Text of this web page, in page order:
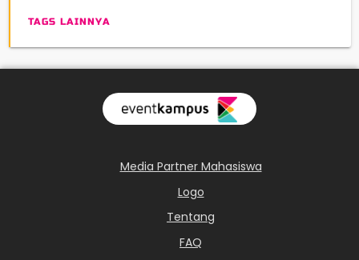
TAGS LAINNYA
Media Partner Mahasiswa
Logo
Tentang
FAQ